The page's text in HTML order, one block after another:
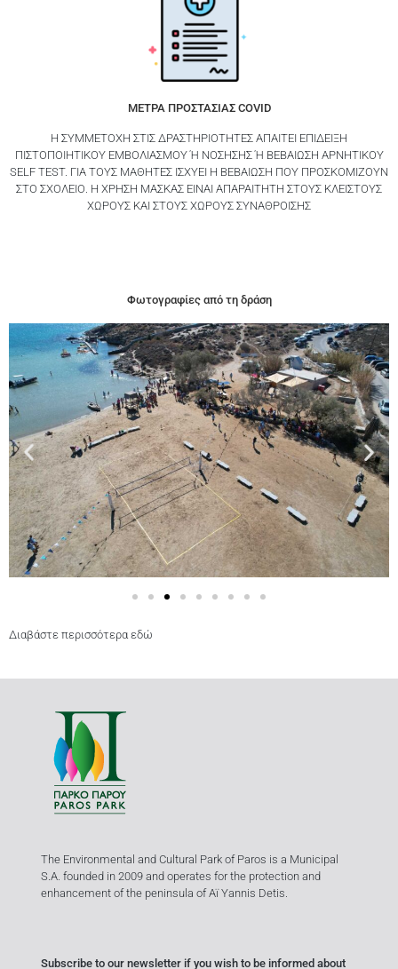
ΜΕΤΡΑ ΠΡΟΣΤΑΣΙΑΣ COVID
Η ΣΥΜΜΕΤΟΧΗ ΣΤΙΣ ΔΡΑΣΤΗΡΙΟΤΗΤΕΣ ΑΠΑΙΤΕΙ ΕΠΙΔΕΙΞΗ
ΠΙΣΤΟΠΟΙΗΤΙΚΟΥ ΕΜΒΟΛΙΑΣΜΟΥ Ή ΝΟΣΗΣΗΣ Ή ΒΕΒΑΙΩΣΗ ΑΡΝΗΤΙΚΟΥ
SELF TEST. ΓΙΑ ΤΟΥΣ ΜΑΘΗΤΕΣ ΙΣΧΥΕΙ Η ΒΕΒΑΙΩΣΗ ΠΟΥ ΠΡΟΣΚΟΜΙΖΟΥΝ
ΣΤΟ ΣΧΟΛΕΙΟ. Η ΧΡΗΣΗ ΜΑΣΚΑΣ ΕΙΝΑΙ ΑΠΑΡΑΙΤΗΤΗ ΣΤΟΥΣ ΚΛΕΙΣΤΟΥΣ
ΧΩΡΟΥΣ ΚΑΙ ΣΤΟΥΣ ΧΩΡΟΥΣ ΣΥΝΑΘΡΟΙΣΗΣ
Φωτογραφίες από τη δράση
Διαβάστε περισσότερα εδώ
The Environmental and Cultural Park of Paros is a Municipal
S.A. founded in 2009 and operates for the protection and
enhancement of the peninsula of Aï Yannis Detis.
Subscribe to our newsletter if you wish to be informed about